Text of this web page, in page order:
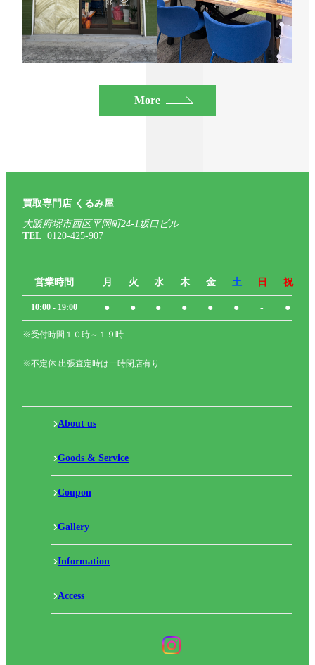
More
買取専門店 くるみ屋
大阪府堺市西区平岡町24-1坂口ビル
TEL 0120-425-907
営業時間 月 火 水 木 金 土 日 祝
10:00 - 19:00 ● ● ● ● ● ● - ●
※受付時間１０時～１９時
※不定休 出張査定時は一時閉店有り
About us
Goods & Service
Coupon
Gallery
Information
Access